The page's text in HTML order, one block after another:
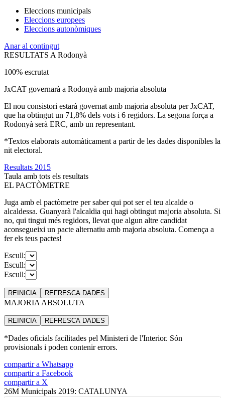
Eleccions municipals
Eleccions europees
Eleccions autonòmiques
Anar al contingut
RESULTATS A Rodonyà
100% escrutat
JxCAT governarà a Rodonyà amb majoria absoluta
El nou consistori estarà governat amb majoria absoluta per JxCAT,
que ha obtingut un 71,8% dels vots i 6 regidors. La segona força a
Rodonyà serà ERC, amb un representant.
*Textos elaborats automàticament a partir de les dades disponibles la
nit electoral.
Resultats 2015
Taula amb tots els resultats
EL PACTÒMETRE
Juga amb el pactòmetre per saber qui pot ser el teu alcalde o
alcaldessa. Guanyarà l'alcaldia qui hagi obtingut majoria absoluta. Si
no, qui tingui més regidors, llevat que algun altre candidat
aconsegueixi un pacte alternatiu amb majoria absoluta. Comença a
fer els teus pactes!
Escull:
Escull:
Escull:
REINICIA REFRESCA DADES
MAJORIA ABSOLUTA
REINICIA REFRESCA DADES
*Dades oficials facilitades pel Ministeri de l'Interior. Són
provisionals i poden contenir errors.
compartir a Whatsapp
compartir a Facebook
compartir a X
26M Municipals 2019: CATALUNYA